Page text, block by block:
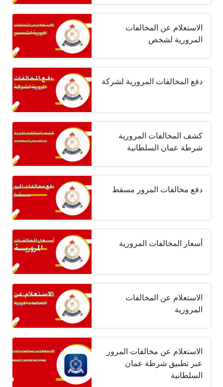
الاستعلام عن المخالفات
المرورية لشخص
دفع المخالفات المرورية لشركة
كشف المخالفات المرورية
شرطة عمان السلطانية
دفع مخالفات المرور مسقط
أسعار المخالفات المرورية
الاستعلام عن المخالفات
المرورية
الاستعلام عن مخالفات المرور
عبر تطبيق شرطة عمان
السلطانية